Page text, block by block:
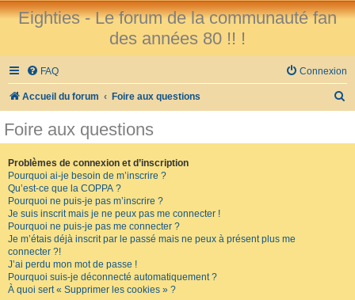
Eighties - Le forum de la communauté fan
des années 80 !! !
FAQ Connexion
Accueil du forum Foire aux questions
Foire aux questions
Problèmes de connexion et d’inscription
Pourquoi ai-je besoin de m’inscrire ?
Qu’est-ce que la COPPA ?
Pourquoi ne puis-je pas m’inscrire ?
Je suis inscrit mais je ne peux pas me connecter !
Pourquoi ne puis-je pas me connecter ?
Je m’étais déjà inscrit par le passé mais ne peux à présent plus me
connecter ?!
J’ai perdu mon mot de passe !
Pourquoi suis-je déconnecté automatiquement ?
À quoi sert « Supprimer les cookies » ?